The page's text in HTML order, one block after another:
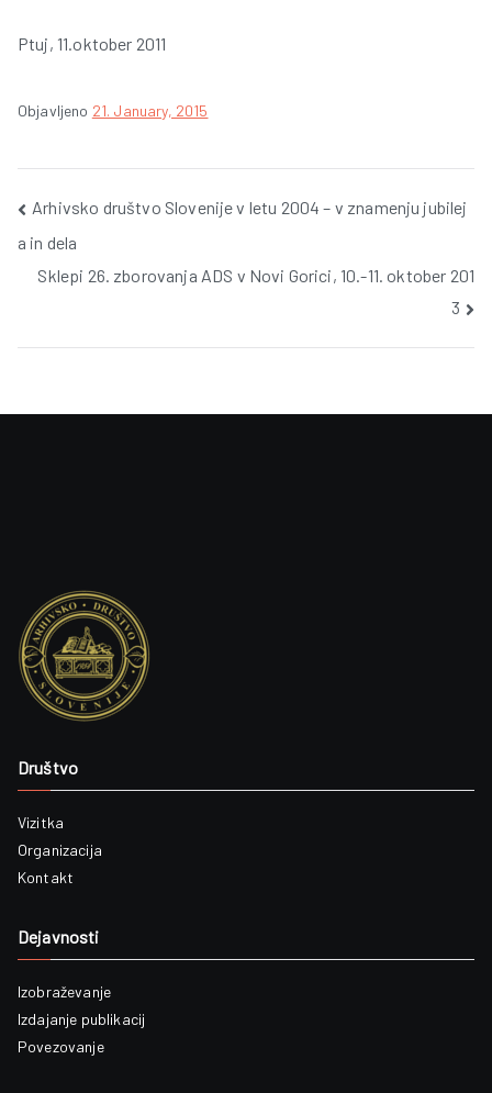
Ptuj, 11.oktober 2011
Objavljeno 21. January, 2015
Post
navigation
Arhivsko društvo Slovenije v letu 2004 – v znamenju jubilej
a in dela
Sklepi 26. zborovanja ADS v Novi Gorici, 10.-11. oktober 201
3
Društvo
Vizitka
Organizacija
Kontakt
Dejavnosti
Izobraževanje
Izdajanje publikacij
Povezovanje